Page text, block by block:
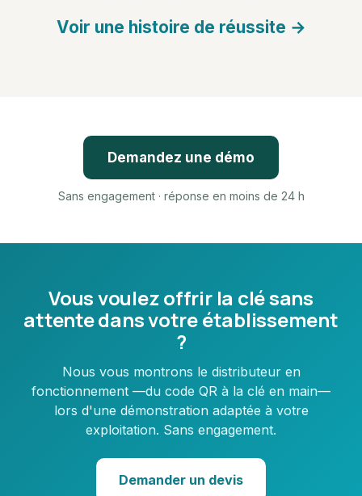
Voir une histoire de réussite →
Demandez une démo
Sans engagement · réponse en moins de 24 h
Vous voulez offrir la clé sans
attente dans votre établissement
?
Nous vous montrons le distributeur en
fonctionnement —du code QR à la clé en main—
lors d'une démonstration adaptée à votre
exploitation. Sans engagement.
Demander un devis